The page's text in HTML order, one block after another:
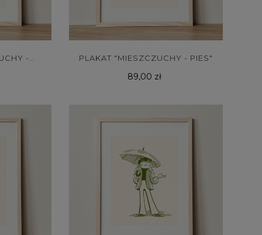
-
PLAKAT "MIESZCZUCHY - PIES"
Cena
89,00 zł